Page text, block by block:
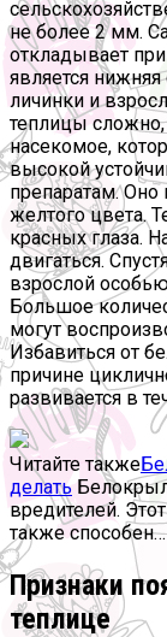
не более 2 мм.
откладывает
является
личинки и
теплицы сложно,
насекомое,
высокой
препаратам.
желтого цвета.
красных глаза.
двигаться.
взрослой
Большое
могут
Избавиться от
причине
развивается в
Читайте также
делать
вредителей.
также способен…
Признаки
теплице